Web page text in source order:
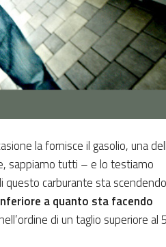
la fornisce il gasolio, una
sappiamo tutti – e lo testiamo
carburante sta
a quanto sta facendo
di un taglio superiore al